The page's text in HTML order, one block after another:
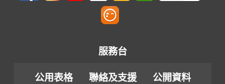
服務台
公用表格 聯絡及支援
公開資料